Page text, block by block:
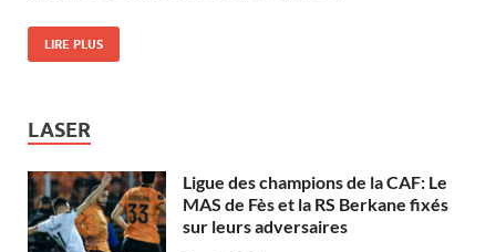
LIRE PLUS
LASER
Ligue des champions de la CAF: Le
MAS de Fès et la RS Berkane fixés
sur leurs adversaires